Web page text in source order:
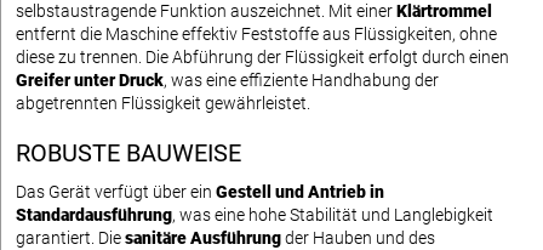
selbstaustragende Funktion auszeichnet. Mit einerKlärtrommel
entfernt die Maschine effektiv Feststoffe aus Flüssigkeiten, ohne
diese zu trennen. Die Abführung der Flüssigkeit erfolgt durch einen
Greifer unter Druck, was eine effiziente Handhabung der
abgetrennten Flüssigkeit gewährleistet.
ROBUSTE BAUWEISE
Das Gerät verfügt über ein Gestell und Antrieb in
Standardausführung, was eine hohe Stabilität und Langlebigkeit
garantiert. Diesanitäre Ausführungder Hauben und des